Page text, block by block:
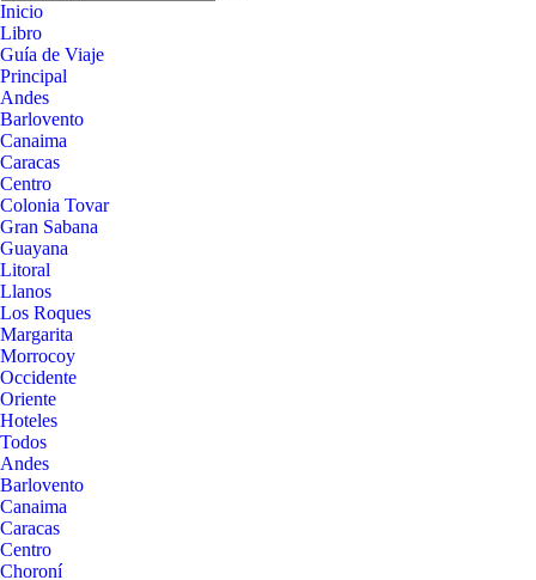
Inicio
Libro
Guía de Viaje
Principal
Andes
Barlovento
Canaima
Caracas
Centro
Colonia Tovar
Gran Sabana
Guayana
Litoral
Llanos
Los Roques
Margarita
Morrocoy
Occidente
Oriente
Hoteles
Todos
Andes
Barlovento
Canaima
Caracas
Centro
Choroní